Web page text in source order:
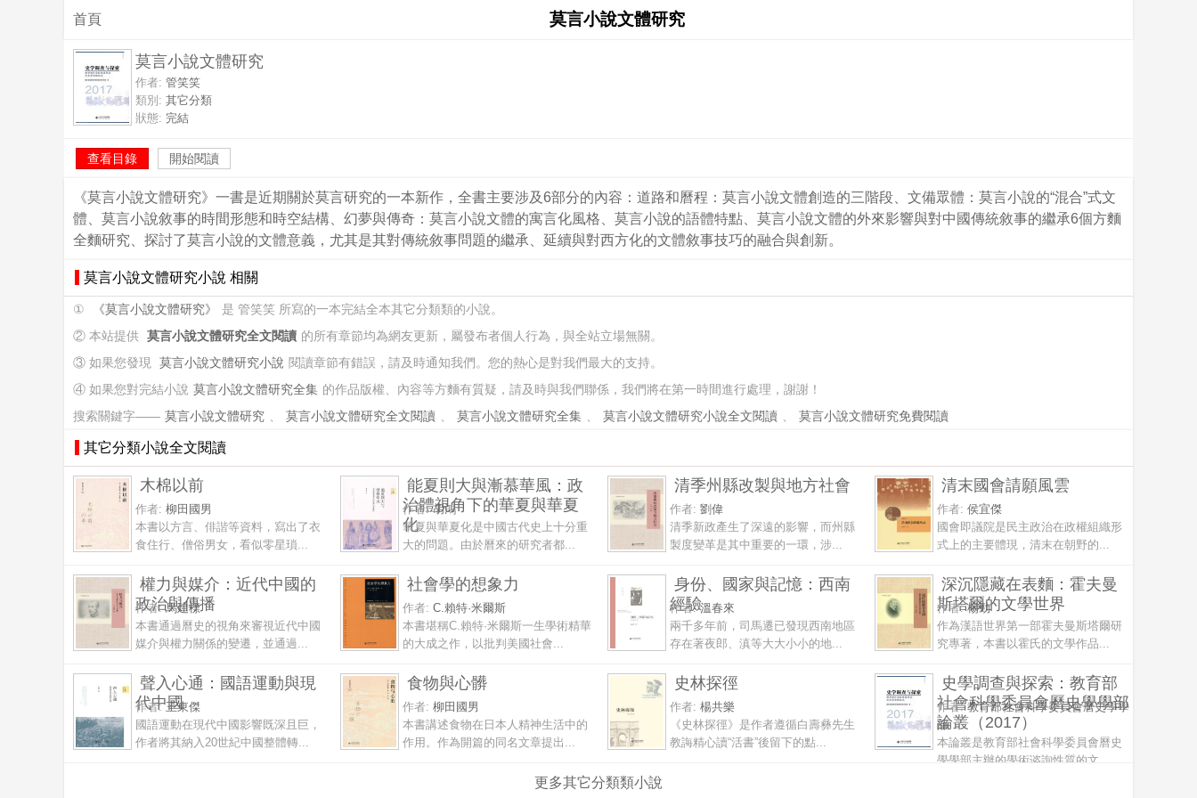
首頁 莫言小說文體研究
莫言小說文體研究
作者: 管笑笑
類別: 其它分類
狀態: 完結
查看目錄 開始閱讀
《莫言小說文體研究》一書是近期關於莫言研究的一本新作，全書主要涉及6部分的內容：道路和曆程：莫言小說文體創造的三階段、文備眾體：莫言小說的“混合”式文
體、莫言小說敘事的時間形態和時空結構、幻夢與傳奇：莫言小說文體的寓言化風格、莫言小說的語體特點、莫言小說文體的外來影響與對中國傳統敘事的繼承6個方麵
全麵研究、探討了莫言小說的文體意義，尤其是其對傳統敘事問題的繼承、延續與對西方化的文體敘事技巧的融合與創新。
莫言小說文體研究小說 相關
① 《莫言小說文體研究》
是 管笑笑 所寫的一本完結全本其它分類類的小說。
② 本站提供 莫言小說文體研究全文閱讀 的所有章節均為網友更新，屬發布者個人行為，與全站立場無關。
③ 如果您發現 莫言小說文體研究小說 閱讀章節有錯誤，請及時通知我們。您的熱心是對我們最大的支持。
④ 如果您對完結小說 莫言小說文體研究全集 的作品版權、內容等方麵有質疑，請及時與我們聯係，我們將在第一時間進行處理，謝謝！
搜索關鍵字—— 莫言小說文體研究 、 莫言小說文體研究全文閱讀 、 莫言小說文體研究全集 、 莫言小說文體研究小說全文閱讀 、 莫言小說文體研究免費閱讀
其它分類小說全文閱讀
木棉以前
作者: 柳田國男
本書以方言、俳諧等資料，寫出了衣
食住行、僧俗男女，看似零星瑣...
能夏則大與漸慕華風：政
治體視角下的華夏與華夏
化
作者:胡鴻
華夏與華夏化是中國古代史上十分重
大的問題。由於曆來的研究者都...
清季州縣改製與地方社會
作者: 劉偉
清季新政產生了深遠的影響，而州縣
製度變革是其中重要的一環，涉...
清末國會請願風雲
作者: 侯宜傑
國會即議院是民主政治在政權組織形
式上的主要體現，清末在朝野的...
權力與媒介：近代中國的
政治與傳播
作者:馬建標
本書通過曆史的視角來審視近代中國
媒介與權力關係的變遷，並通過...
社會學的想象力
作者: C.賴特·米爾斯
本書堪稱C.賴特·米爾斯一生學術精華
的大成之作，以批判美國社會...
身份、國家與記憶：西南
經驗
作者:溫春來
兩千多年前，司馬遷已發現西南地區
存在著夜郎、滇等大大小小的地...
深沉隱藏在表麵：霍夫曼
斯塔爾的文學世界
作者:楊勁
作為漢語世界第一部霍夫曼斯塔爾研
究專著，本書以霍氏的文學作品...
聲入心通：國語運動與現
代中國
作者:王東傑
國語運動在現代中國影響既深且巨，
作者將其納入20世紀中國整體轉...
食物與心髒
作者: 柳田國男
本書講述食物在日本人精神生活中的
作用。作為開篇的同名文章提出...
史林探徑
作者: 楊共樂
《史林探徑》是作者遵循白壽彝先生
教誨精心讀“活書”後留下的點...
史學調查與探索：教育部
社會科學委員會曆史學學部
論叢（2017）
作者:教育部社會科學委員會曆史學學
部
本論叢是教育部社會科學委員會曆史
學學部主辦的學術谘詢性質的文...
更多其它分類類小說